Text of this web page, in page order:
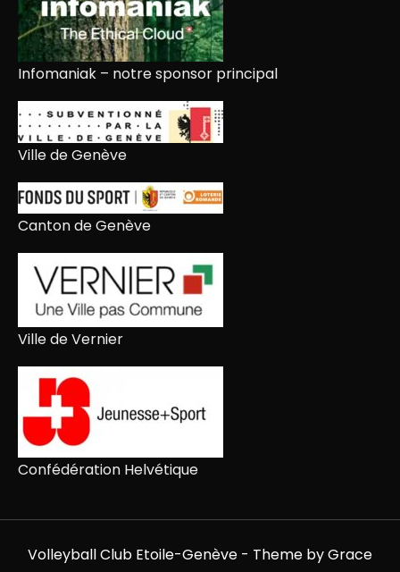
Infomaniak – notre sponsor principal
Ville de Genève
Canton de Genève
Ville de Vernier
Confédération Helvétique
Volleyball Club Etoile-Genève - Theme by Grace